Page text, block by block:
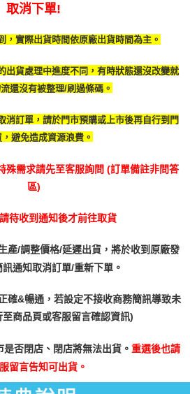
取消下單!
，實際出貨時間依原廠出貨時間為主。
出貨處理中進度不同，有時狀態還沒改變就
還沒有被整理/刷過條碼。
消訂單，請於門市預購或上市後再自行到門
避免造成資源浪費。
殊需求請先至客服詢問 (訂單備註非問答
區)
待收到通知後才前往取貨
產/調整價格/延遲出貨，將於收到原廠發
通知取消訂單/重新下單。
確&暢通，若設定不接收商務簡訊導致未
商品頁或客服留言確認資訊)
否閉店、閉店將無法出貨。 重選後也請
留言告知可出貨。